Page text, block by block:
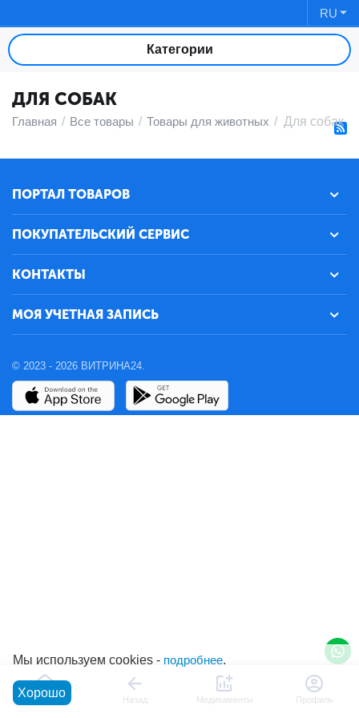
RU
Категории
ДЛЯ СОБАК
Главная / Все товары / Товары для животных / Для собак
ПОРТАЛ ТОВАРОВ
ПОКУПАТЕЛЬСКИЙ СЕРВИС
КОНТАКТЫ
МОЯ УЧЕТНАЯ ЗАПИСЬ
© 2023 - 2026 ВИТРИНА24.
Главная Назад Медикаменты Профиль
Мы используем cookies - подробнее.
Хорошо